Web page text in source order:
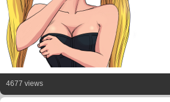
4677 views